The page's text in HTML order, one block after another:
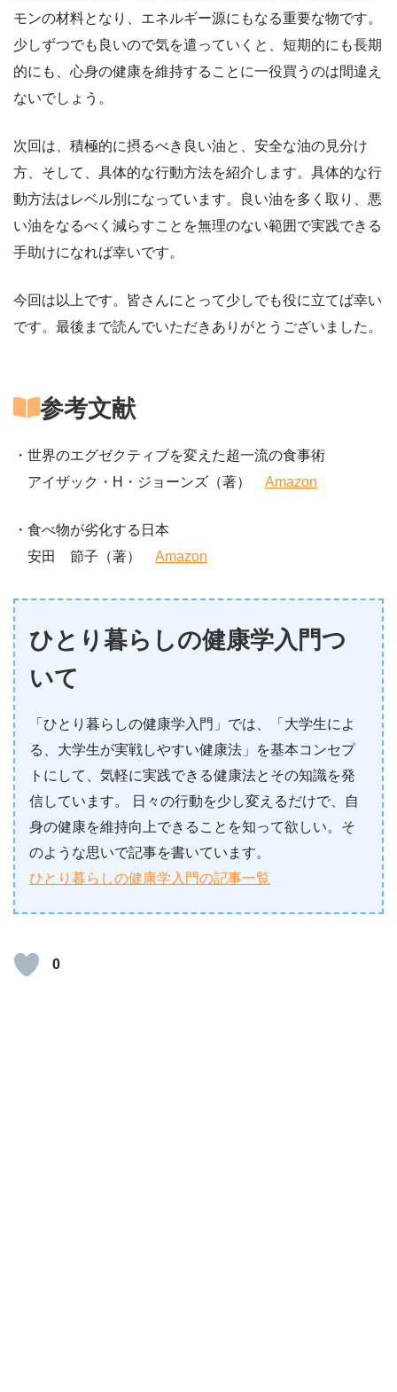
モンの材料となり、エネルギー源にもなる重要な物です。
少しずつでも良いので気を遣っていくと、短期的にも長期
的にも、心身の健康を維持することに一役買うのは間違え
ないでしょう。
次回は、積極的に摂るべき良い油と、安全な油の見分け
方、そして、具体的な行動方法を紹介します。具体的な行
動方法はレベル別になっています。良い油を多く取り、悪
い油をなるべく減らすことを無理のない範囲で実践できる
手助けになれば幸いです。
今回は以上です。皆さんにとって少しでも役に立てば幸い
です。最後まで読んでいただきありがとうございました。
参考文献
・世界のエグゼクティブを変えた超一流の食事術
アイザック・H・ジョーンズ（著） Amazon
・食べ物が劣化する日本
安田 節子（著） Amazon
ひとり暮らしの健康学入門つ
いて
「ひとり暮らしの健康学入門」では、「大学生によ
る、大学生が実戦しやすい健康法」を基本コンセプ
トにして、気軽に実践できる健康法とその知識を発
信しています。 日々の行動を少し変えるだけで、自
身の健康を維持向上できることを知って欲しい。そ
のような思いで記事を書いています。
ひとり暮らしの健康学入門の記事一覧
0